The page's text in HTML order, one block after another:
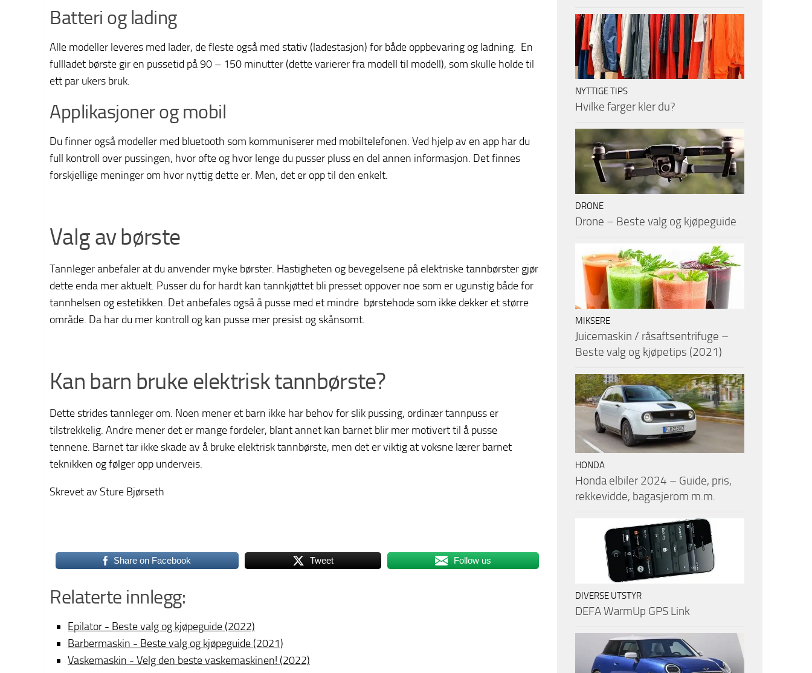
Batteri og lading
Alle modeller leveres med lader, de fleste også med stativ (ladestasjon) for både oppbevaring og ladning. En
fullladet børste gir en pussetid på 90 – 150 minutter (dette varierer fra modell til modell), som skulle holde til
ett par ukers bruk.
Applikasjoner og mobil
Du finner også modeller med bluetooth som kommuniserer med mobiltelefonen. Ved hjelp av en app har du
full kontroll over pussingen, hvor ofte og hvor lenge du pusser pluss en del annen informasjon. Det finnes
forskjellige meninger om hvor nyttig dette er. Men, det er opp til den enkelt.
Valg av børste
Tannleger anbefaler at du anvender myke børster. Hastigheten og bevegelsene på elektriske tannbørster gjør
dette enda mer aktuelt. Pusser du for hardt kan tannkjøttet bli presset oppover noe som er ugunstig både for
tannhelsen og estetikken. Det anbefales også å pusse med et mindre børstehode som ikke dekker et større
område. Da har du mer kontroll og kan pusse mer presist og skånsomt.
Kan barn bruke elektrisk tannbørste?
Dette strides tannleger om. Noen mener et barn ikke har behov for slik pussing, ordinær tannpuss er
tilstrekkelig. Andre mener det er mange fordeler, blant annet kan barnet blir mer motivert til å pusse
tennene. Barnet tar ikke skade av å bruke elektrisk tannbørste, men det er viktig at voksne lærer barnet
teknikken og følger opp underveis.
Skrevet av Sture Bjørseth
Share on Facebook Tweet Follow us
Relaterte innlegg:
Epilator - Beste valg og kjøpeguide (2022)
Barbermaskin - Beste valg og kjøpeguide (2021)
Vaskemaskin - Velg den beste vaskemaskinen! (2022)
NYTTIGE TIPS
Hvilke farger kler du?
DRONE
Drone – Beste valg og kjøpeguide
MIKSERE
Juicemaskin / råsaftsentrifuge –
Beste valg og kjøpetips (2021)
HONDA
Honda elbiler 2024 – Guide, pris,
rekkevidde, bagasjerom m.m.
DIVERSE UTSTYR
DEFA WarmUp GPS Link